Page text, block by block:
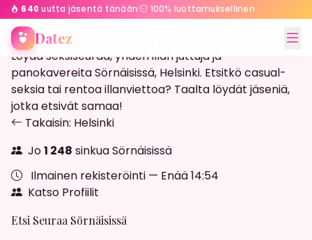
640 uutta jäsentä tänään | 100% luottamuksellinen
Datez
EtusivuHelsinkiSörnäinen
Streffit Helsinki Sörnäinen - Rentoa Seuraa Sörnäisissä
Löydä seksiseuraa, yhden illan juttuja ja
panokavereita Sörnäisissä, Helsinki. Etsitkö casual-
seksia tai rentoa illanviettoa? Taalta löydät jäseniä,
jotka etsivät samaa!
Takaisin: Helsinki
Jo1 248 sinkua Sörnäisissä
Ilmainen rekisteröinti — Enää14:52
Katso Profiilit
Etsi Seuraa Sörnäisissä